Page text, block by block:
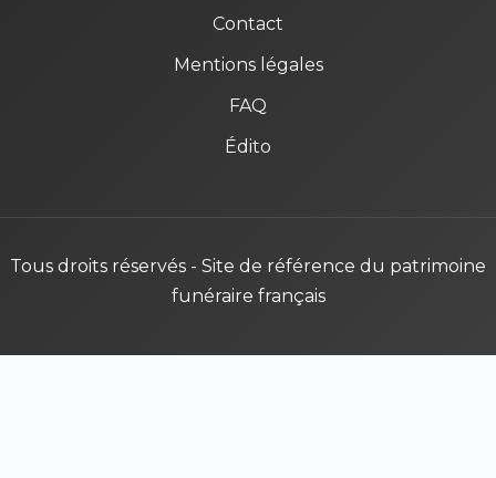
Contact
Mentions légales
FAQ
Édito
Tous droits réservés - Site de référence du patrimoine
funéraire français